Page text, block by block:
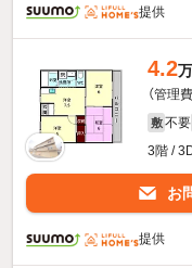
提供
4.2
（管理
敷 不要
3階 /
お
提供